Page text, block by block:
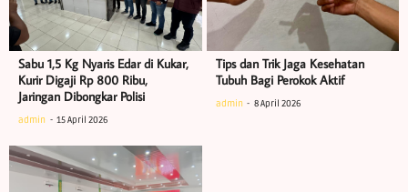
Sabu 1,5 Kg Nyaris Edar di Kukar,
Kurir Digaji Rp 800 Ribu,
Jaringan Dibongkar Polisi
admin 15 April 2026
Tips dan Trik Jaga Kesehatan
Tubuh Bagi Perokok Aktif
admin 8 April 2026